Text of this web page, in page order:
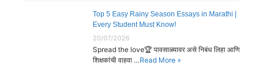
Top 5 Easy Rainy Season Essays in Marathi |
Every Student Must Know!
20/07/2026
Spread the love🏆 पावसाळ्यावर असे निबंध लिहा आणि
शिक्षकांची वाहवा …Read More »